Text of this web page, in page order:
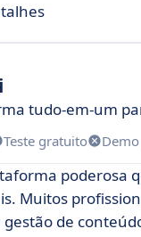
tudo-em-um
Teste gratuito
poderosa
Muitos
de